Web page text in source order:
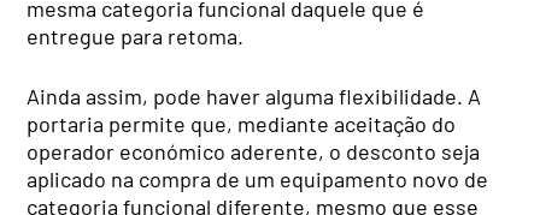
mesma categoria funcional daquele que é
entregue para retoma.
Ainda assim, pode haver alguma flexibilidade. A
portaria permite que, mediante aceitação do
operador económico aderente, o desconto seja
aplicado na compra de um equipamento novo de
categoria funcional diferente, mesmo que esse